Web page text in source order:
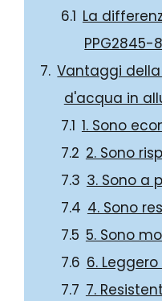
La
PPG2845-
Vantaggi
d'acqua in
1. Sono
2. Sono
3. Sono a
4. Sono
5. Sono
6.
7.